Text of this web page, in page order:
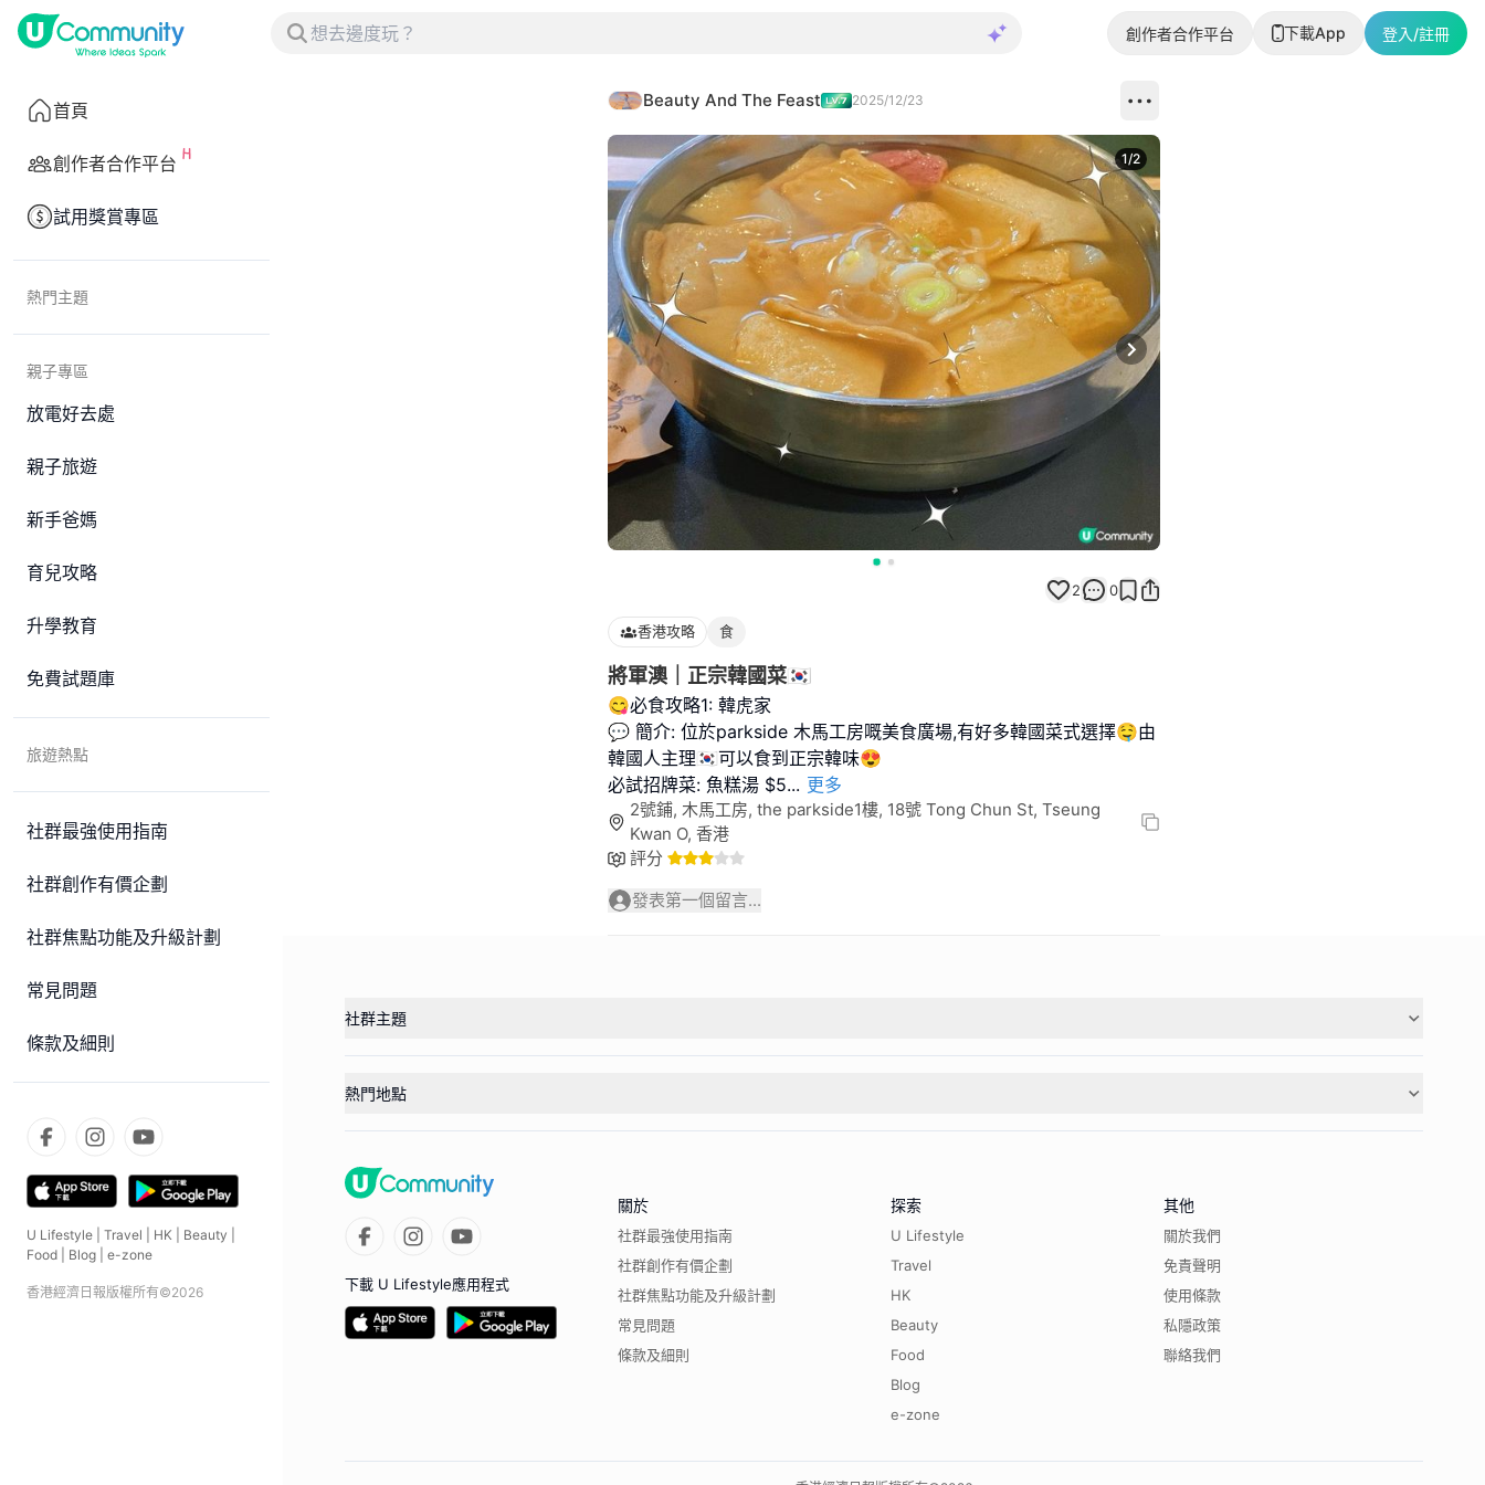
創作者合作平台 下載App 登入/註冊
首頁
創作者合作平台
試用獎賞專區
熱門主題
親子專區
放電好去處
親子旅遊
新手爸媽
育兒攻略
升學教育
免費試題庫
旅遊熱點
社群最強使用指南
社群創作有價企劃
社群焦點功能及升級計劃
常見問題
條款及細則
U Lifestyle Travel HK Beauty
Food
Blog e-zone
香港經濟日報版權所有©2026
Beauty And The Feast 2025/12/23
Next slide
1/2
2 0
香港攻略 食
將軍澳｜正宗韓國菜🇰🇷
😋必食攻略1: 韓虎家
💬 簡介: 位於parkside 木馬工房嘅美食廣場,有好多韓國菜式選擇🤤由
韓國人主理🇰🇷可以食到正宗韓味😍
必試招牌菜: 魚糕湯 $5... 更多
2號鋪, 木馬工房, the parkside1樓, 18號 Tong Chun St, Tseung
Kwan O, 香港
評分
發表第一個留言...
社群主題
熱門地點
下載 U Lifestyle應用程式
關於
社群最強使用指南
社群創作有價企劃
社群焦點功能及升級計劃
常見問題
條款及細則
探索
U Lifestyle
Travel
HK
Beauty
Food
Blog
e-zone
其他
關於我們
免責聲明
使用條款
私隱政策
聯絡我們